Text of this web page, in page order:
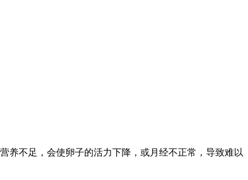
养不足，会使卵子的活力下降，或月经不正常，导致难以